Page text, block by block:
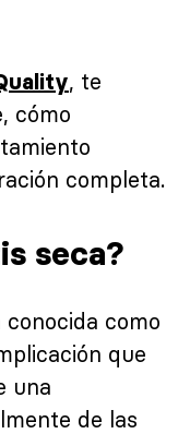
, te
cómo
completa.
seca?
como
que
una
de las